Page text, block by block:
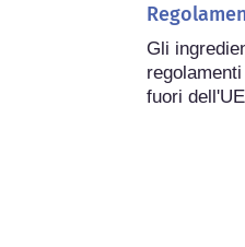
Gli
fuori